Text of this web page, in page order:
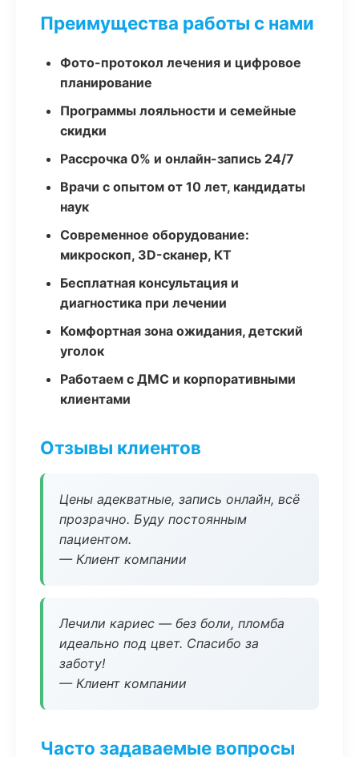
Преимущества работы с нами
Фото-протокол лечения и цифровое
планирование
Программы лояльности и семейные
скидки
Рассрочка 0% и онлайн-запись 24/7
Врачи с опытом от 10 лет, кандидаты
наук
Современное оборудование:
микроскоп, 3D-сканер, КТ
Бесплатная консультация и
диагностика при лечении
Комфортная зона ожидания, детский
уголок
Работаем с ДМС и корпоративными
клиентами
Отзывы клиентов
Цены адекватные, запись онлайн, всё
прозрачно. Буду постоянным
пациентом.
— Клиент компании
Лечили кариес — без боли, пломба
идеально под цвет. Спасибо за
заботу!
— Клиент компании
Часто задаваемые вопросы